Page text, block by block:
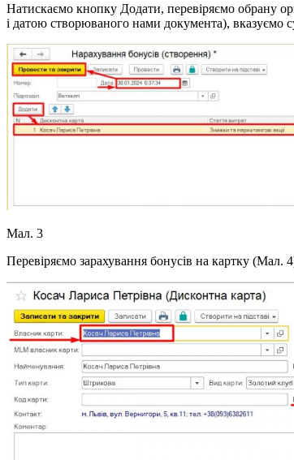
Натискаємо кнопку Додати, перевіряємо обрану
і датою створюваного нами документа), вказуємо
Мал. 3
Перевіряємо зарахування бонусів на картку (Мал.